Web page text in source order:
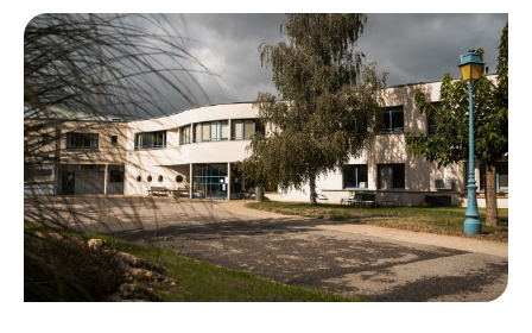
Démarches
Annuaire
Agenda
Actualités